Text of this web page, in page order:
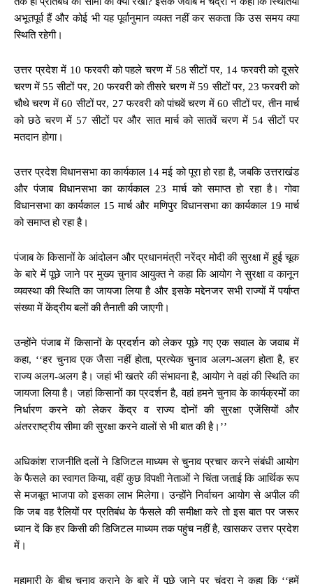
अभूतपूर्व हैं और कोई भी यह पूर्वानुमान व्यक्त नहीं कर सकता कि उस समय क्या
स्थिति रहेगी।
उत्तर प्रदेश में 10 फरवरी को पहले चरण में 58 सीटों पर, 14 फरवरी को दूसरे
चरण में 55 सीटों पर, 20 फरवरी को तीसरे चरण में 59 सीटों पर, 23 फरवरी को
चौथे चरण में 60 सीटों पर, 27 फरवरी को पांचवें चरण में 60 सीटों पर, तीन मार्च
को छठे चरण में 57 सीटों पर और सात मार्च को सातवें चरण में 54 सीटों पर
मतदान होगा।
उत्तर प्रदेश विधानसभा का कार्यकाल 14 मई को पूरा हो रहा है, जबकि उत्तराखंड
और पंजाब विधानसभा का कार्यकाल 23 मार्च को समाप्त हो रहा है। गोवा
विधानसभा का कार्यकाल 15 मार्च और मणिपुर विधानसभा का कार्यकाल 19 मार्च
को समाप्त हो रहा है।
पंजाब के किसानों के आंदोलन और प्रधानमंत्री नरेंद्र मोदी की सुरक्षा में हुई चूक
के बारे में पूछे जाने पर मुख्य चुनाव आयुक्त ने कहा कि आयोग ने सुरक्षा व कानून
व्यवस्था की स्थिति का जायजा लिया है और इसके मद्देनजर सभी राज्यों में पर्याप्त
संख्या में केंद्रीय बलों की तैनाती की जाएगी।
उन्होंने पंजाब में किसानों के प्रदर्शन को लेकर पूछे गए एक सवाल के जवाब में
कहा, ‘‘हर चुनाव एक जैसा नहीं होता, प्रत्येक चुनाव अलग-अलग होता है, हर
राज्य अलग-अलग है। जहां भी खतरे की संभावना है, आयोग ने वहां की स्थिति का
जायजा लिया है। जहां किसानों का प्रदर्शन है, वहां हमने चुनाव के कार्यक्रमों का
निर्धारण करने को लेकर केंद्र व राज्य दोनों की सुरक्षा एजेंसियों और
अंतरराष्ट्रीय सीमा की सुरक्षा करने वालों से भी बात की है।’’
अधिकांश राजनीति दलों ने डिजिटल माध्यम से चुनाव प्रचार करने संबंधी आयोग
के फैसले का स्वागत किया, वहीं कुछ विपक्षी नेताओं ने चिंता जताई कि आर्थिक रूप
से मजबूत भाजपा को इसका लाभ मिलेगा। उन्होंने निर्वाचन आयोग से अपील की
कि जब वह रैलियों पर प्रतिबंध के फैसले की समीक्षा करे तो इस बात पर जरूर
ध्यान दें कि हर किसी की डिजिटल माध्यम तक पहुंच नहीं है, खासकर उत्तर प्रदेश
में।
महामारी के बीच चुनाव कराने के बारे में पूछे जाने पर चंद्रा ने कहा कि ‘‘हमें